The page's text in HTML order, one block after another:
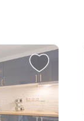
et très
Card